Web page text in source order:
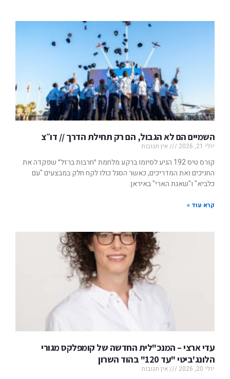
השמיים הם לא הגבול, הם רק תחילת הדרך // דו״צ
יולי 21, 2026 אין תגובות
קורס טיס 192 הגיע לסיומו ברקע מלחמת ״חרבות ברזל״ שפקדה את
החניכים ואת המדריכים, כאשר הסגל כולו לקח חלק במבצעים "עם
כלביא" ו"שאגת הארי" באיראן.
קרא עוד »
עדי ארצי – המנכ"לית החדשה של קומפלקס מגורי
הלונג'ביטי "עד 120" בהוד השרון
יולי 20, 2026 אין תגובות